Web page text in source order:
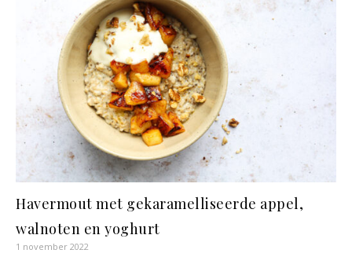
Havermout met gekaramelliseerde appel,
walnoten en yoghurt
1 november 2022